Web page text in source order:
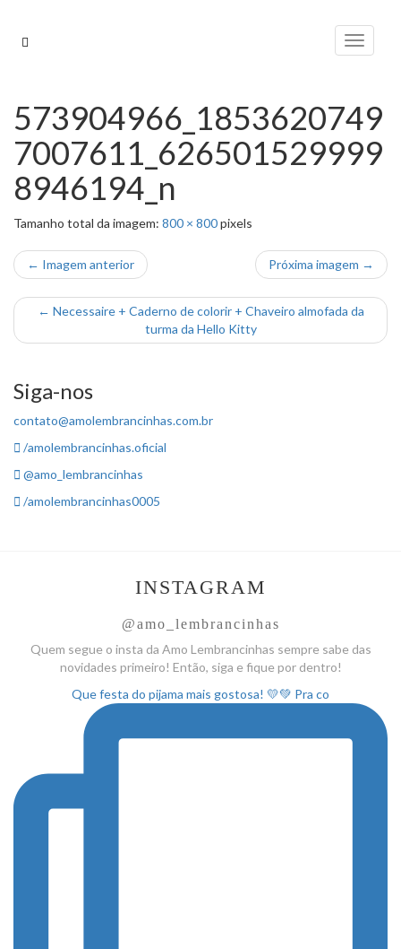
para
Alternar
573904966_1853620749
7007611_626501529999
8946194_n
Tamanho total da imagem: 800 × 800pixels
← Imagem anterior Próxima imagem →
← Necessaire + Caderno de colorir + Chaveiro almofada da
turma da Hello Kitty
Siga-nos
contato@amolembrancinhas.com.br
/amolembrancinhas.oficial
@amo_lembrancinhas
/amolembrancinhas0005
INSTAGRAM
@amo_lembrancinhas
Quem segue o insta da Amo Lembrancinhas sempre sabe das
novidades primeiro! Então, siga e fique por dentro!
Que festa do pijama mais gostosa! 💛💚 Pra co